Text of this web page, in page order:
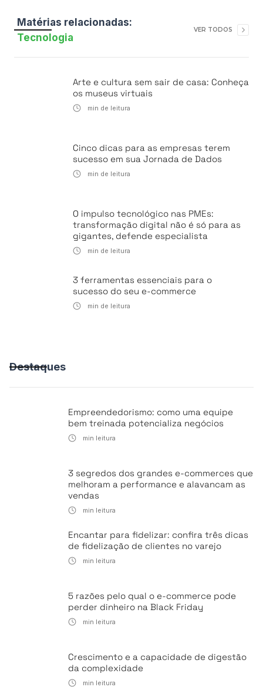
Matérias relacionadas:
Tecnologia
VER TODOS
Arte e cultura sem sair de casa: Conheça
os museus virtuais
min de leitura
Cinco dicas para as empresas terem
sucesso em sua Jornada de Dados
min de leitura
O impulso tecnológico nas PMEs:
transformação digital não é só para as
gigantes, defende especialista
min de leitura
3 ferramentas essenciais para o
sucesso do seu e-commerce
min de leitura
Destaques
Empreendedorismo: como uma equipe
bem treinada potencializa negócios
min leitura
3 segredos dos grandes e-commerces que
melhoram a performance e alavancam as
vendas
min leitura
Encantar para fidelizar: confira três dicas
de fidelização de clientes no varejo
min leitura
5 razões pelo qual o e-commerce pode
perder dinheiro na Black Friday
min leitura
Crescimento e a capacidade de digestão
da complexidade
min leitura